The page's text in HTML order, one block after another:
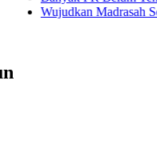
Wujudkan Madrasah Sehat,